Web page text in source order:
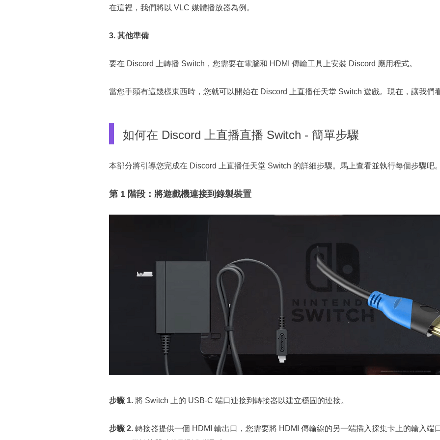
在這裡，我們將以 VLC 媒體播放器為例。
3. 其他準備
要在 Discord 上轉播 Switch，您需要在電腦和 HDMI 傳輸工具上安裝 Discord 應用程式。
當您手頭有這幾樣東西時，您就可以開始在 Discord 上直播任天堂 Switch 遊戲。現在，讓我們
如何在 Discord 上直播直播 Switch - 簡單步驟
本部分將引導您完成在 Discord 上直播任天堂 Switch 的詳細步驟。馬上查看並執行每個步驟吧。
第 1 階段：將遊戲機連接到錄製裝置
步驟 1. 將 Switch 上的 USB-C 端口連接到轉接器以建立穩固的連接。
步驟 2. 轉接器提供一個 HDMI 輸出口，您需要將 HDMI 傳輸線的另一端插入採集卡上的輸入端